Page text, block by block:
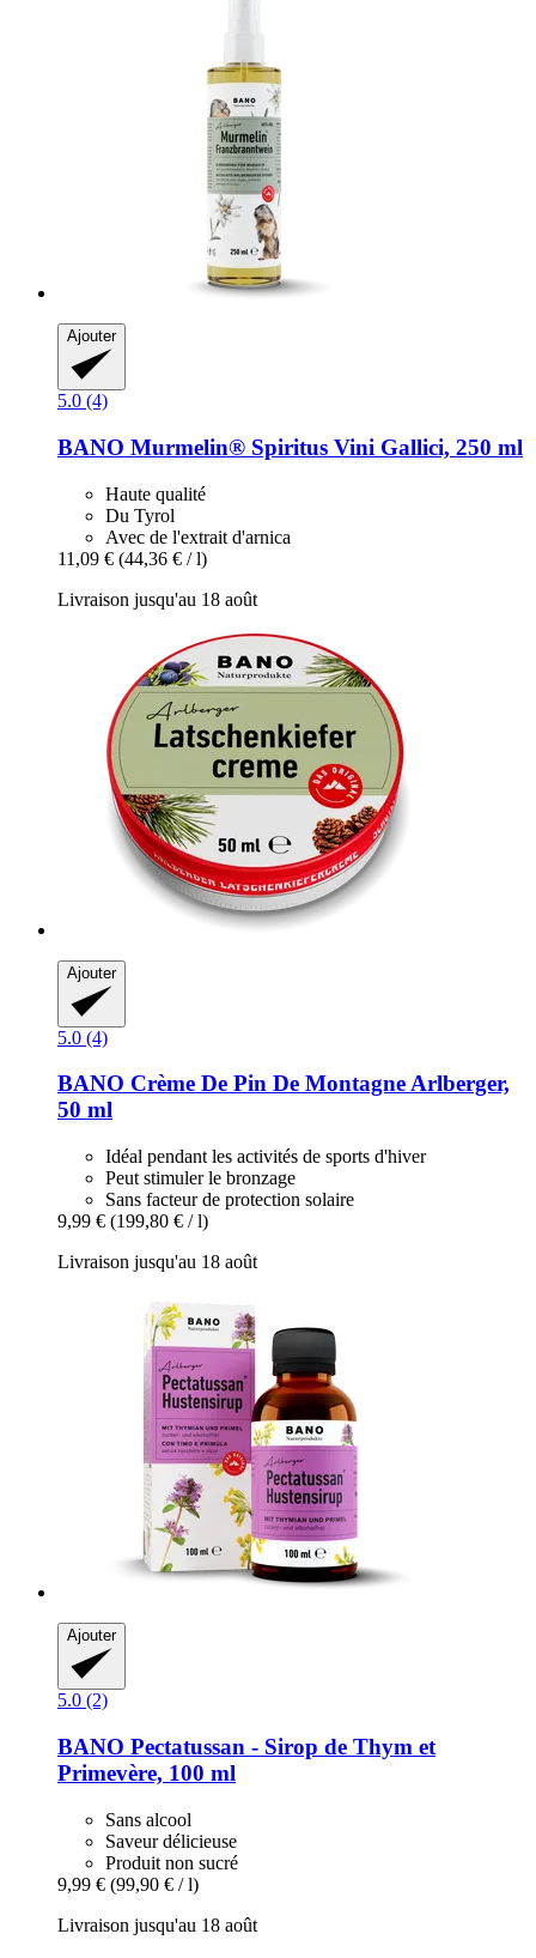
Ajouter
5.0 (4)
BANO Murmelin® Spiritus Vini Gallici, 250 ml
Haute qualité
Du Tyrol
Avec de l'extrait d'arnica
11,09 € (44,36 € / l)
Livraison jusqu'au 18 août
Ajouter
5.0 (4)
BANO Crème De Pin De Montagne Arlberger,
50 ml
Idéal pendant les activités de sports d'hiver
Peut stimuler le bronzage
Sans facteur de protection solaire
9,99 € (199,80 € / l)
Livraison jusqu'au 18 août
Ajouter
5.0 (2)
BANO Pectatussan -​ Sirop de Thym et
Primevère, 100 ml
Sans alcool
Saveur délicieuse
Produit non sucré
9,99 € (99,90 € / l)
Livraison jusqu'au 18 août